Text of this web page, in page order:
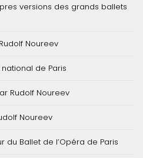
versions des grands ballets
Noureev
de Paris
Rudolf Noureev
Noureev
du Ballet de l’Opéra de Paris